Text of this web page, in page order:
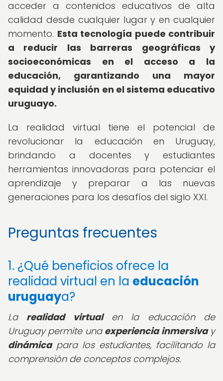
acceder a contenidos educativos de alta
calidad desde cualquier lugar y en cualquier
momento. Esta tecnología puede contribuir
a reducir las barreras geográficas y
socioeconómicas en el acceso a la
educación, garantizando una mayor
equidad y inclusión en el sistema educativo
uruguayo.
La realidad virtual tiene el potencial de
revolucionar la educación en Uruguay,
brindando a docentes y estudiantes
herramientas innovadoras para potenciar el
aprendizaje y preparar a las nuevas
generaciones para los desafíos del siglo XXI.
Preguntas frecuentes
1. ¿Qué beneficios ofrece la
realidad virtual en la educación
uruguaya?
La realidad virtualen la educación de
Uruguay permite una experiencia inmersivay
dinámicapara los estudiantes, facilitando la
comprensión de conceptos complejos.